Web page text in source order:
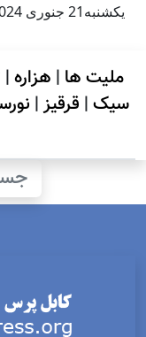
يكشنبه21 جنوری 2024
ملیت ها | هزاره|
سیک| قرقیز|